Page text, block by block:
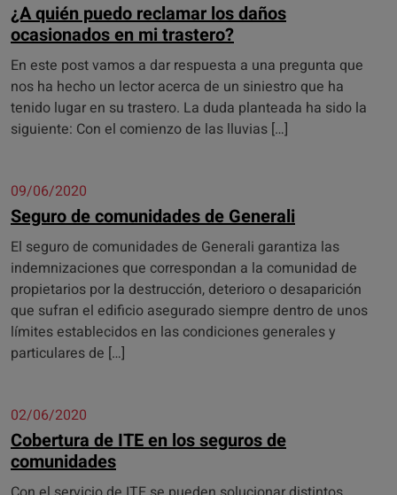
¿A quién puedo reclamar los daños
ocasionados en mi trastero?
En este post vamos a dar respuesta a una pregunta que
nos ha hecho un lector acerca de un siniestro que ha
tenido lugar en su trastero. La duda planteada ha sido la
siguiente: Con el comienzo de las lluvias […]
09/06/2020
Seguro de comunidades de Generali
El seguro de comunidades de Generali garantiza las
indemnizaciones que correspondan a la comunidad de
propietarios por la destrucción, deterioro o desaparición
que sufran el edificio asegurado siempre dentro de unos
límites establecidos en las condiciones generales y
particulares de […]
02/06/2020
Cobertura de ITE en los seguros de
comunidades